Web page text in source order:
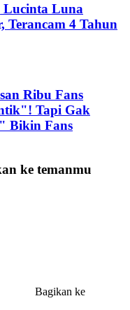
Luna
Terancam 4 Tahun
Ribu Fans
Tapi Gak
Bikin Fans
ke temanmu
Bagikan ke